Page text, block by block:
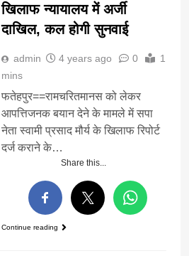
खिलाफ न्यायालय में अर्जी
दाखिल, कल होगी सुनवाई
admin 4 years ago 0
1
mins
फतेहपुर==रामचरितमानस को लेकर
आपत्तिजनक बयान देने के मामले में सपा
नेता स्वामी प्रसाद मौर्य के खिलाफ रिपोर्ट
दर्ज कराने के…
Share this...
Continue reading